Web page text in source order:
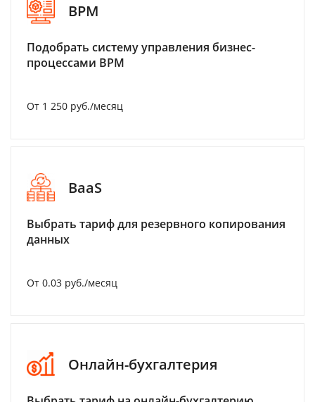
BPM
Подобрать систему управления бизнес-
процессами BPM
От 1 250 руб./месяц
BaaS
Выбрать тариф для резервного копирования
данных
От 0.03 руб./месяц
Онлайн-бухгалтерия